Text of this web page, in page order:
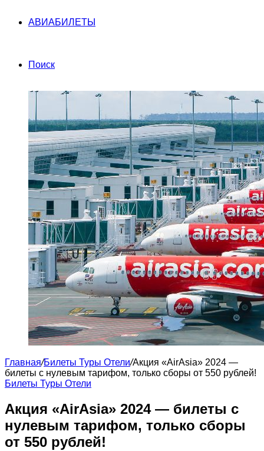
АВИАБИЛЕТЫ
Поиск
Главная/Билеты Туры Отели/Акция «AirAsia» 2024 —
билеты с нулевым тарифом, только сборы от 550 рублей!
Билеты Туры Отели
Акция «AirAsia» 2024 — билеты с
нулевым тарифом, только сборы
от 550 рублей!